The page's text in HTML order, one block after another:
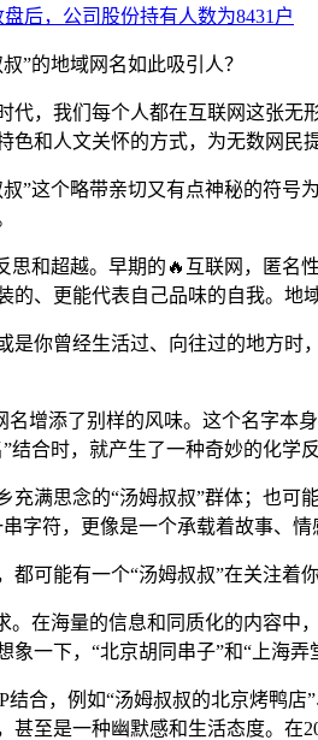
”的地域网名如此吸引人？
代，我们每个人都在互联网这张
和人文关怀的方式，为无数网民
”这个略带亲切又有点神秘的符
思和超越。早期的🔥互联网，匿
的、更能代表自己品味的自我。地
是你曾经生活过、向往过的地方
名增添了别样的风味。这个名字
合时，就产生了一种奇妙的化学反
充满思念的“汤姆叔叔”群体；也
字符，更像是一个承载着故事、情
可能有一个“汤姆叔叔”在关注着
。在海量的信息和同质化的内容
一下，“北京胡同串子”和“上海
结合，例如“汤姆叔叔的北京烤鸭
甚至是一种幽默感和生活态度。在